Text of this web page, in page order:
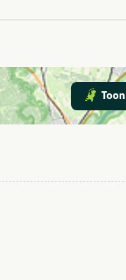
Dierentuin
Fietsroutes